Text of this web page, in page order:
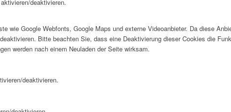
deaktivieren.
wie Google Webfonts, Google Maps und externe Videoanbieter. Da diese
Bitte beachten Sie, dass eine Deaktivierung dieser Cookies die
werden nach einem Neuladen der Seite wirksam.
deaktivieren.